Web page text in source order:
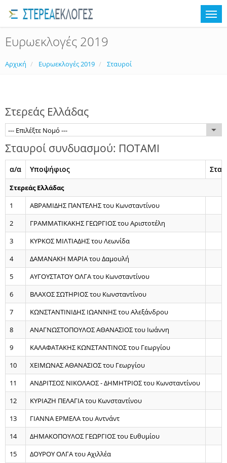
Ευρωεκλογές 2019
Αρχική Ευρωεκλογές 2019 Σταυροί
Στερεάς Ελλάδας
--- Επιλέξτε Νομό ---
Σταυροί συνδυασμού: ΠΟΤΑΜΙ
α/α Υποψήφιος
Στερεάς Ελλάδας
1
ΑΒΡΑΜΙΔΗΣ ΠΑΝΤΕΛΗΣ του Κωνσταντίνου
2
ΓΡΑΜΜΑΤΙΚΑΚΗΣ ΓΕΩΡΓΙΟΣ του Αριστοτέλη
3
ΚΥΡΚΟΣ ΜΙΛΤΙΑΔΗΣ του Λεωνίδα
4
ΔΑΜΑΝΑΚΗ ΜΑΡΙΑ του Δαμουλή
5
ΑΥΓΟΥΣΤΑΤΟΥ ΟΛΓΑ του Κωνσταντίνου
6
ΒΛΑΧΟΣ ΣΩΤΗΡΙΟΣ του Κωνσταντίνου
7
ΚΩΝΣΤΑΝΤΙΝΙΔΗΣ ΙΩΑΝΝΗΣ του Αλεξάνδρου
8
ΑΝΑΓΝΩΣΤΟΠΟΥΛΟΣ ΑΘΑΝΑΣΙΟΣ του Ιωάννη
9
ΚΑΛΑΦΑΤΑΚΗΣ ΚΩΝΣΤΑΝΤΙΝΟΣ του Γεωργίου
10
ΧΕΙΜΩΝΑΣ ΑΘΑΝΑΣΙΟΣ του Γεωργίου
11
ΑΝΔΡΙΤΣΟΣ ΝΙΚΟΛΑΟΣ - ΔΗΜΗΤΡΙΟΣ του Κωνσταντίνου
12
ΚΥΡΙΑΖΗ ΠΕΛΑΓΙΑ του Κωνσταντίνου
13
ΓΙΑΝΝΑ ΕΡΜΕΛΑ του Αντνάντ
14
ΔΗΜΑΚΟΠΟΥΛΟΣ ΓΕΩΡΓΙΟΣ του Ευθυμίου
15
ΔΟΥΡΟΥ ΟΛΓΑ του Αχιλλέα